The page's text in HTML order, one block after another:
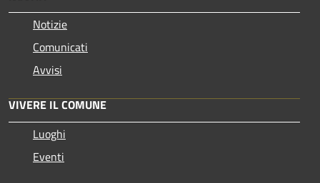
Notizie
Comunicati
Avvisi
VIVERE IL COMUNE
Luoghi
Eventi